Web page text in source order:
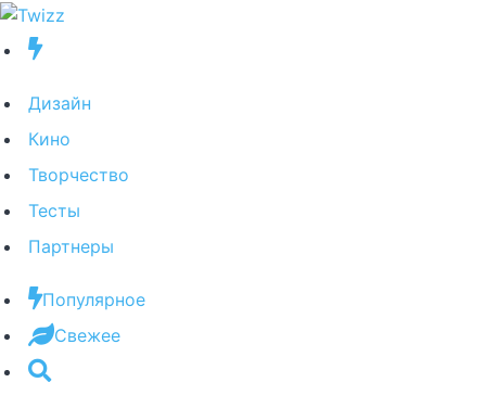
Дизайн
Кино
Творчество
Тесты
Партнеры
Популярное
Свежее